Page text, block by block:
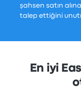
şahsen satın
talep ettiğini
En iyi